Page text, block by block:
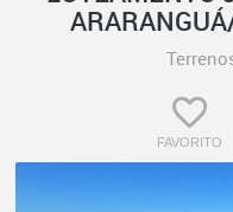
FAVORITO